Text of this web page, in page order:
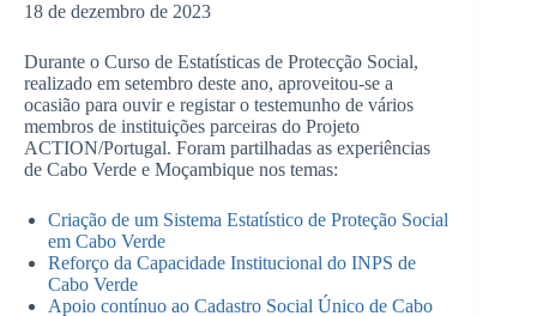
18 de dezembro de 2023
Durante o Curso de Estatísticas de Protecção Social,
realizado em setembro deste ano, aproveitou-se a
ocasião para ouvir e registar o testemunho de vários
membros de instituições parceiras do Projeto
ACTION/Portugal. Foram partilhadas as experiências
de Cabo Verde e Moçambique nos temas:
Criação de um Sistema Estatístico de Proteção Social
em Cabo Verde
Reforço da Capacidade Institucional do INPS de
Cabo Verde
Apoio contínuo ao Cadastro Social Único de Cabo